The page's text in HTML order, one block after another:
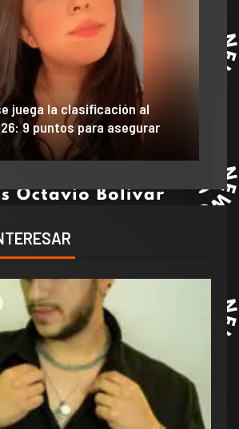
juega la clasificación al
9 puntos para asegurar